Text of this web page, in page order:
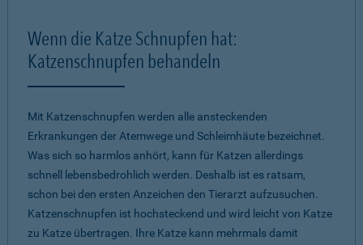
Wenn die Katze Schnupfen hat:
Katzenschnupfen behandeln
Mit Katzenschnupfen werden alle ansteckenden
Erkrankungen der Atemwege und Schleimhäute bezeichnet.
Was sich so harmlos anhört, kann für Katzen allerdings
schnell lebensbedrohlich werden. Deshalb ist es ratsam,
schon bei den ersten Anzeichen den Tierarzt aufzusuchen.
Katzenschnupfen ist hochsteckend und wird leicht von Katze
zu Katze übertragen. Ihre Katze kann mehrmals damit